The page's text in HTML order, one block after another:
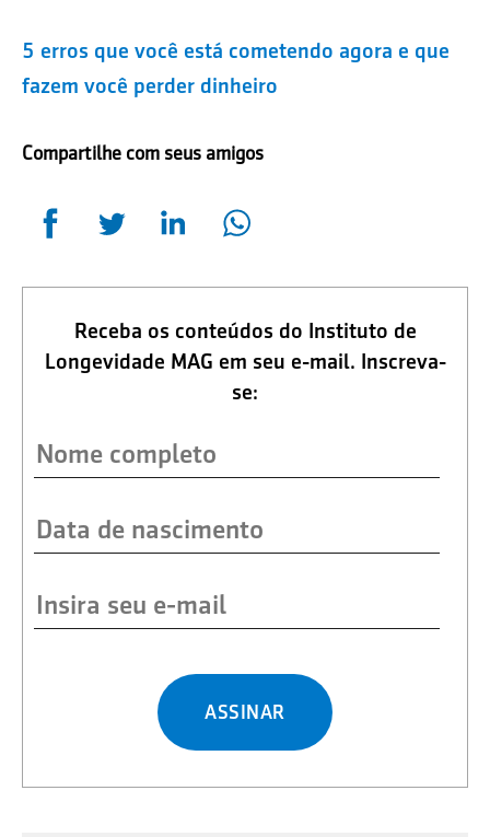
5 erros que você está cometendo agora e que
fazem você perder dinheiro
Compartilhe com seus amigos
Receba os conteúdos do Instituto de
Longevidade MAG em seu e-mail. Inscreva-
se:
ASSINAR